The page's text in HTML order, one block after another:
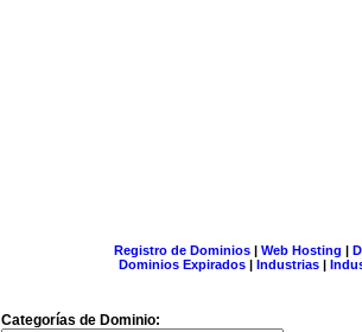
Registro de Dominios| Web Hosting |
Dominios Expirados | Industrias |
Categorías de Dominio: